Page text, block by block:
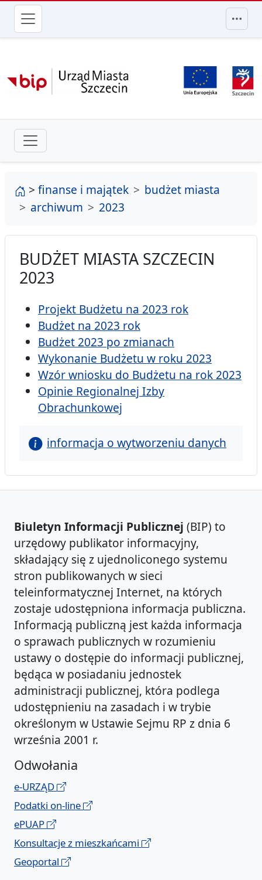
przejdź do głównego menu
strona główna
> finanse i majątek
budżet miasta
archiwum
2023
BUDŻET MIASTA SZCZECIN
2023
Projekt Budżetu na 2023 rok
Budżet na 2023 rok
Budżet 2023 po zmianach
Wykonanie Budżetu w roku 2023
Wzór wniosku do Budżetu na rok 2023
Opinie Regionalnej Izby
Obrachunkowej
informacja o wytworzeniu danych
Biuletyn Informacji Publicznej (BIP) to
urzędowy publikator informacyjny,
składający się z ujednoliconego systemu
stron publikowanych w sieci
teleinformatycznej Internet, na których
zostaje udostępniona informacja publiczna.
Informacją publiczną jest każda informacja
o sprawach publicznych w rozumieniu
ustawy o dostępie do informacji publicznej,
będąca w posiadaniu jednostek
administracji publicznej, która podlega
udostępnieniu na zasadach i w trybie
określonym w Ustawie Sejmu RP z dnia 6
września 2001 r.
Odwołania
e-URZĄD
Podatki on-line
ePUAP
Konsultacje z mieszkańcami
Geoportal